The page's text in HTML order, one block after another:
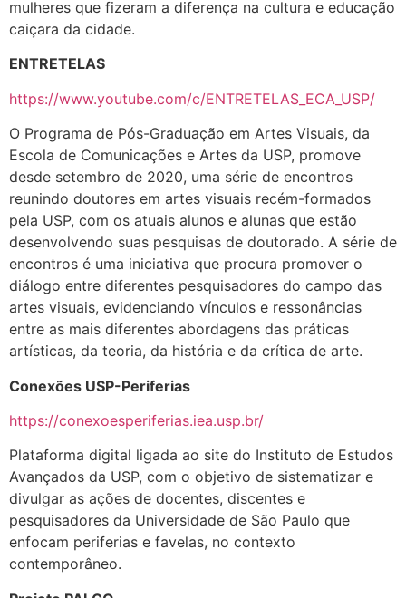
mulheres que fizeram a diferença na cultura e educação
caiçara da cidade.
ENTRETELAS
https://www.youtube.com/c/ENTRETELAS_ECA_USP/
O Programa de Pós-Graduação em Artes Visuais, da
Escola de Comunicações e Artes da USP, promove
desde setembro de 2020, uma série de encontros
reunindo doutores em artes visuais recém-formados
pela USP, com os atuais alunos e alunas que estão
desenvolvendo suas pesquisas de doutorado. A série de
encontros é uma iniciativa que procura promover o
diálogo entre diferentes pesquisadores do campo das
artes visuais, evidenciando vínculos e ressonâncias
entre as mais diferentes abordagens das práticas
artísticas, da teoria, da história e da crítica de arte.
Conexões USP-Periferias
https://conexoesperiferias.iea.usp.br/
Plataforma digital ligada ao site do Instituto de Estudos
Avançados da USP, com o objetivo de sistematizar e
divulgar as ações de docentes, discentes e
pesquisadores da Universidade de São Paulo que
enfocam periferias e favelas, no contexto
contemporâneo.